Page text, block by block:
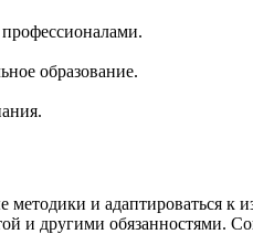
образование.
и адаптироваться
и другими